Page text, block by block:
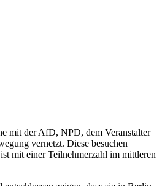
mit der AfD, NPD, dem Veranstalter
vernetzt. Diese besuchen
mit einer Teilnehmerzahl im mittleren